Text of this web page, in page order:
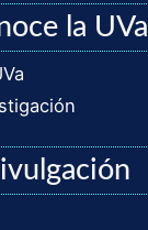
la UVa